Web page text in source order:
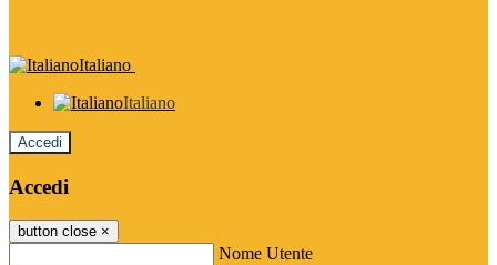
Italiano
Italiano
Accedi
Accedi
button close ×
Nome Utente